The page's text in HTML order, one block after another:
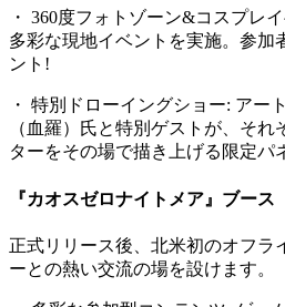
・ 360度フォトゾーン&コスプレ
多彩な現地イベントを実施。参加
ント!
・ 特別ドローイングショー: アー
（血羅）氏と特別ゲストが、そ
ターをその場で描き上げる限定パ
『カオスゼロナイトメア』ブース
正式リリース後、北米初のオフラ
ーとの熱い交流の場を設けます。